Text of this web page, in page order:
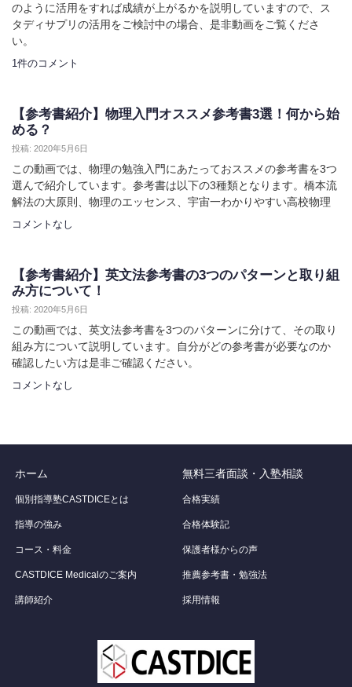
のように活用をすれば成績が上がるかを説明していますので、ス
タディサプリの活用をご検討中の場合、是非動画をご覧くださ
い。
1件のコメント
【参考書紹介】物理入門オススメ参考書3選！何から始
める？
投稿: 2020年5月6日
この動画では、物理の勉強入門にあたっておススメの参考書を3つ
選んで紹介しています。参考書は以下の3種類となります。橋本流
解法の大原則、物理のエッセンス、宇宙一わかりやすい高校物理
コメントなし
【参考書紹介】英文法参考書の3つのパターンと取り組
み方について！
投稿: 2020年5月6日
この動画では、英文法参考書を3つのパターンに分けて、その取り
組み方について説明しています。自分がどの参考書が必要なのか
確認したい方は是非ご確認ください。
コメントなし
ホーム
個別指導塾CASTDICEとは
指導の強み
コース・料金
CASTDICE Medicalのご案内
講師紹介
無料三者面談・入塾相談
合格実績
合格体験記
保護者様からの声
推薦参考書・勉強法
採用情報